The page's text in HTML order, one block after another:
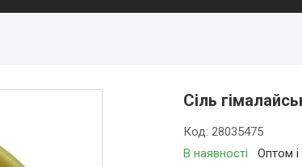
Сіль
В наявності Оптом і
Код:28035475